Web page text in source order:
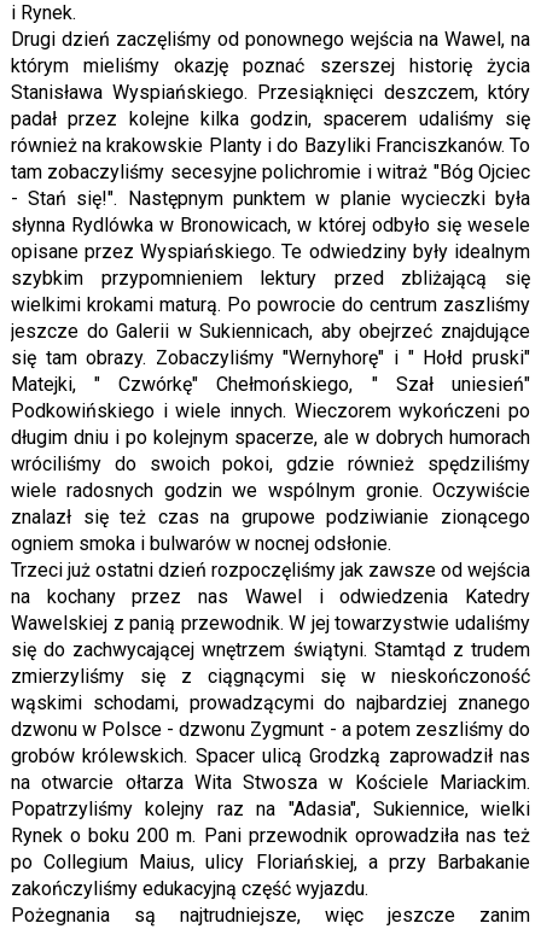
i Rynek.
Drugi dzień zaczęliśmy od ponownego wejścia na Wawel, na
którym mieliśmy okazję poznać szerszej historię życia
Stanisława Wyspiańskiego. Przesiąknięci deszczem, który
padał przez kolejne kilka godzin, spacerem udaliśmy się
również na krakowskie Planty i do Bazyliki Franciszkanów. To
tam zobaczyliśmy secesyjne polichromie i witraż "Bóg Ojciec
- Stań się!". Następnym punktem w planie wycieczki była
słynna Rydlówka w Bronowicach, w której odbyło się wesele
opisane przez Wyspiańskiego. Te odwiedziny były idealnym
szybkim przypomnieniem lektury przed zbliżającą się
wielkimi krokami maturą. Po powrocie do centrum zaszliśmy
jeszcze do Galerii w Sukiennicach, aby obejrzeć znajdujące
się tam obrazy. Zobaczyliśmy "Wernyhorę" i " Hołd pruski"
Matejki, " Czwórkę" Chełmońskiego, " Szał uniesień"
Podkowińskiego i wiele innych. Wieczorem wykończeni po
długim dniu i po kolejnym spacerze, ale w dobrych humorach
wróciliśmy do swoich pokoi, gdzie również spędziliśmy
wiele radosnych godzin we wspólnym gronie. Oczywiście
znalazł się też czas na grupowe podziwianie zionącego
ogniem smoka i bulwarów w nocnej odsłonie.
Trzeci już ostatni dzień rozpoczęliśmy jak zawsze od wejścia
na kochany przez nas Wawel i odwiedzenia Katedry
Wawelskiej z panią przewodnik. W jej towarzystwie udaliśmy
się do zachwycającej wnętrzem świątyni. Stamtąd z trudem
zmierzyliśmy się z ciągnącymi się w nieskończoność
wąskimi schodami, prowadzącymi do najbardziej znanego
dzwonu w Polsce - dzwonu Zygmunt - a potem zeszliśmy do
grobów królewskich. Spacer ulicą Grodzką zaprowadził nas
na otwarcie ołtarza Wita Stwosza w Kościele Mariackim.
Popatrzyliśmy kolejny raz na "Adasia", Sukiennice, wielki
Rynek o boku 200 m. Pani przewodnik oprowadziła nas też
po Collegium Maius, ulicy Floriańskiej, a przy Barbakanie
zakończyliśmy edukacyjną część wyjazdu.
Pożegnania są najtrudniejsze, więc jeszcze zanim